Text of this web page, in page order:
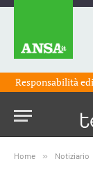
Responsabilità
Home » Notiziario